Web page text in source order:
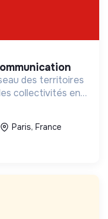
des territoires
collectivités en
et de la
Paris, France